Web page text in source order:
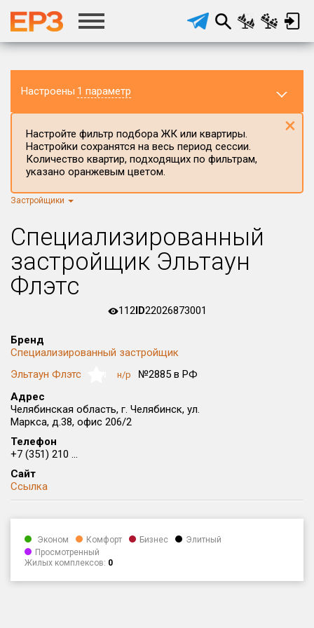
Настроены 1 параметр
Регион ЖК
Район в регионе
Все
Населённый пункт
Все
Район в городе
Цена
от
от
Вид объекта
Настройте фильтр подбора ЖК или квартиры.
Настройки сохранятся на весь период сессии.
Количество квартир, подходящих по фильтрам,
указано оранжевым цветом.
×
Застройщики
Специализированный
застройщик Эльтаун
Флэтс
112ID22026873001
Бренд
Специализированный застройщик
Эльтаун Флэтс
н/р
№2885 в РФ
Адрес
Челябинская область, г. Челябинск, ул.
Маркса, д.38, офис 206/2
Телефон
+7 (351) 210 ...
Сайт
Ссылка
Эконом Комфорт Бизнес
Элитный
Просмотренный
Жилых комплексов: 0